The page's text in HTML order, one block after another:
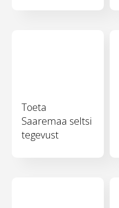
Toeta
Saaremaa seltsi
tegevust